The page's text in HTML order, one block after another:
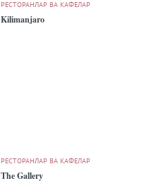
РЕСТОРАНЛАР ВА КАФЕЛАР
Kilimanjaro
РЕСТОРАНЛАР ВА КАФЕЛАР
The Gallery